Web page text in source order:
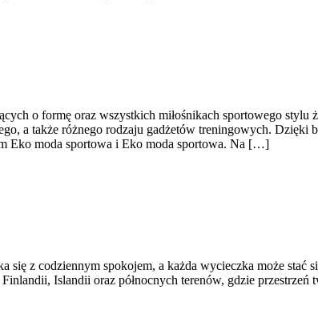
o formę oraz wszystkich miłośnikach sportowego stylu
a także różnego rodzaju gadżetów treningowych. Dzięki
Eko moda sportowa i Eko moda sportowa. Na […]
z codziennym spokojem, a każda wycieczka może stać
Islandii oraz północnych terenów, gdzie przestrzeń